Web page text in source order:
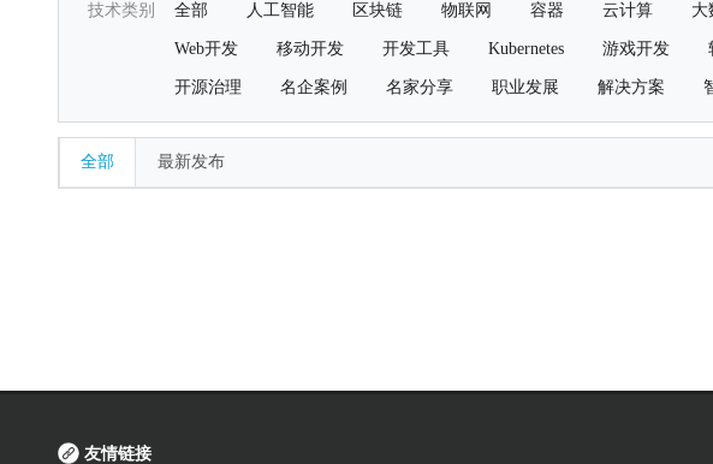
技术类别 全部 人工智能 区块链 物联网 容器 云计算 大
Web开发 移动开发 开发工具 Kubernetes 游戏开发
开源治理 名企案例 名家分享 职业发展 解决方案
全部 最新发布
友情链接